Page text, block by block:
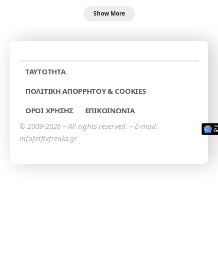
Show More
TAYTOTHTA
ΠΟΛΙΤΙΚΗ ΑΠΟΡΡΗΤΟΥ & COOKIES
ΟΡΟΙ ΧΡΗΣΗΣ
ΕΠΙΚΟΙΝΩΝΙΑ
© 2009-2026 – All rights reserved. – E-mail:
info[at]tvfreaks.gr